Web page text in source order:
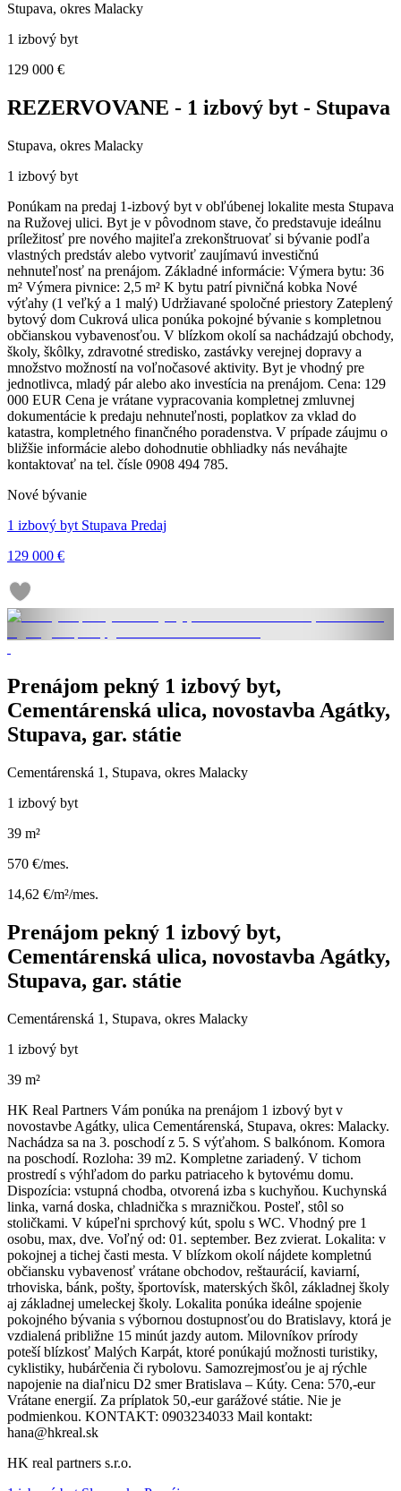
Stupava, okres Malacky
1 izbový byt
129 000 €
REZERVOVANE - 1 izbový byt - Stupava
Stupava, okres Malacky
1 izbový byt
Ponúkam na predaj 1-izbový byt v obľúbenej lokalite mesta Stupava
na Ružovej ulici. Byt je v pôvodnom stave, čo predstavuje ideálnu
príležitosť pre nového majiteľa zrekonštruovať si bývanie podľa
vlastných predstáv alebo vytvoriť zaujímavú investičnú
nehnuteľnosť na prenájom. Základné informácie: Výmera bytu: 36
m² Výmera pivnice: 2,5 m² K bytu patrí pivničná kobka Nové
výťahy (1 veľký a 1 malý) Udržiavané spoločné priestory Zateplený
bytový dom Cukrová ulica ponúka pokojné bývanie s kompletnou
občianskou vybavenosťou. V blízkom okolí sa nachádzajú obchody,
školy, škôlky, zdravotné stredisko, zastávky verejnej dopravy a
množstvo možností na voľnočasové aktivity. Byt je vhodný pre
jednotlivca, mladý pár alebo ako investícia na prenájom. Cena: 129
000 EUR Cena je vrátane vypracovania kompletnej zmluvnej
dokumentácie k predaju nehnuteľnosti, poplatkov za vklad do
katastra, kompletného finančného poradenstva. V prípade záujmu o
bližšie informácie alebo dohodnutie obhliadky nás neváhajte
kontaktovať na tel. čísle 0908 494 785.
Nové bývanie
1 izbový byt Stupava Predaj
129 000 €
Prenájom pekný 1 izbový byt,
Cementárenská ulica, novostavba Agátky,
Stupava, gar. státie
Cementárenská 1, Stupava, okres Malacky
1 izbový byt
39 m²
570 €/mes.
14,62 €/m²/mes.
Prenájom pekný 1 izbový byt,
Cementárenská ulica, novostavba Agátky,
Stupava, gar. státie
Cementárenská 1, Stupava, okres Malacky
1 izbový byt
39 m²
HK Real Partners Vám ponúka na prenájom 1 izbový byt v
novostavbe Agátky, ulica Cementárenská, Stupava, okres: Malacky.
Nachádza sa na 3. poschodí z 5. S výťahom. S balkónom. Komora
na poschodí. Rozloha: 39 m2. Kompletne zariadený. V tichom
prostredí s výhľadom do parku patriaceho k bytovému domu.
Dispozícia: vstupná chodba, otvorená izba s kuchyňou. Kuchynská
linka, varná doska, chladnička s mrazničkou. Posteľ, stôl so
stoličkami. V kúpeľni sprchový kút, spolu s WC. Vhodný pre 1
osobu, max, dve. Voľný od: 01. september. Bez zvierat. Lokalita: v
pokojnej a tichej časti mesta. V blízkom okolí nájdete kompletnú
občiansku vybavenosť vrátane obchodov, reštaurácií, kaviarní,
trhoviska, bánk, pošty, športovísk, materských škôl, základnej školy
aj základnej umeleckej školy. Lokalita ponúka ideálne spojenie
pokojného bývania s výbornou dostupnosťou do Bratislavy, ktorá je
vzdialená približne 15 minút jazdy autom. Milovníkov prírody
poteší blízkosť Malých Karpát, ktoré ponúkajú možnosti turistiky,
cyklistiky, hubárčenia či rybolovu. Samozrejmosťou je aj rýchle
napojenie na diaľnicu D2 smer Bratislava – Kúty. Cena: 570,-eur
Vrátane energií. Za príplatok 50,-eur garážové státie. Nie je
podmienkou. KONTAKT: 0903234033 Mail kontakt:
hana@hkreal.sk
HK real partners s.r.o.